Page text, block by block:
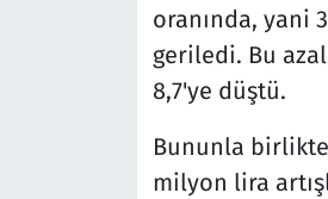
oranında, yani
geriledi. Bu
8,7'ye düştü.
Bununla
milyon lira